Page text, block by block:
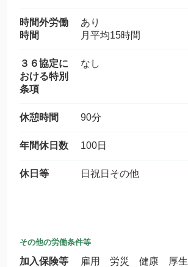
時間外労働
時間
あり
月平均15時間
３６協定に
おける特別
条項
なし
休憩時間 90分
年間休日数 100日
休日等 日祝日その他
その他の労働条件等
加入保険等 雇用 労災 健康 厚生